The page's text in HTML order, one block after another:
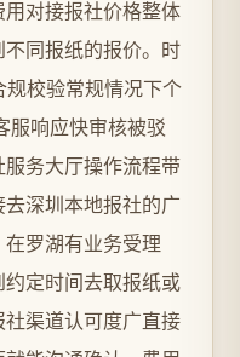
对接报社价格整体
不同报纸的报价。时
规校验常规情况下个
服响应快审核被驳
服务大厅操作流程带
去深圳本地报社的广
罗湖有业务受理
定时间去取报纸或
渠道认可度广直接